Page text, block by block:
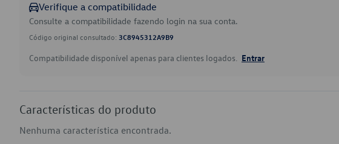
Verifique a compatibilidade
Consulte a compatibilidade fazendo login na sua conta.
Código original consultado: 3C8945312A9B9
Compatibilidade disponível apenas para clientes logados. Entrar
Características do produto
Nenhuma característica encontrada.